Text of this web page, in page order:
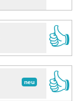
👍
neu
👍